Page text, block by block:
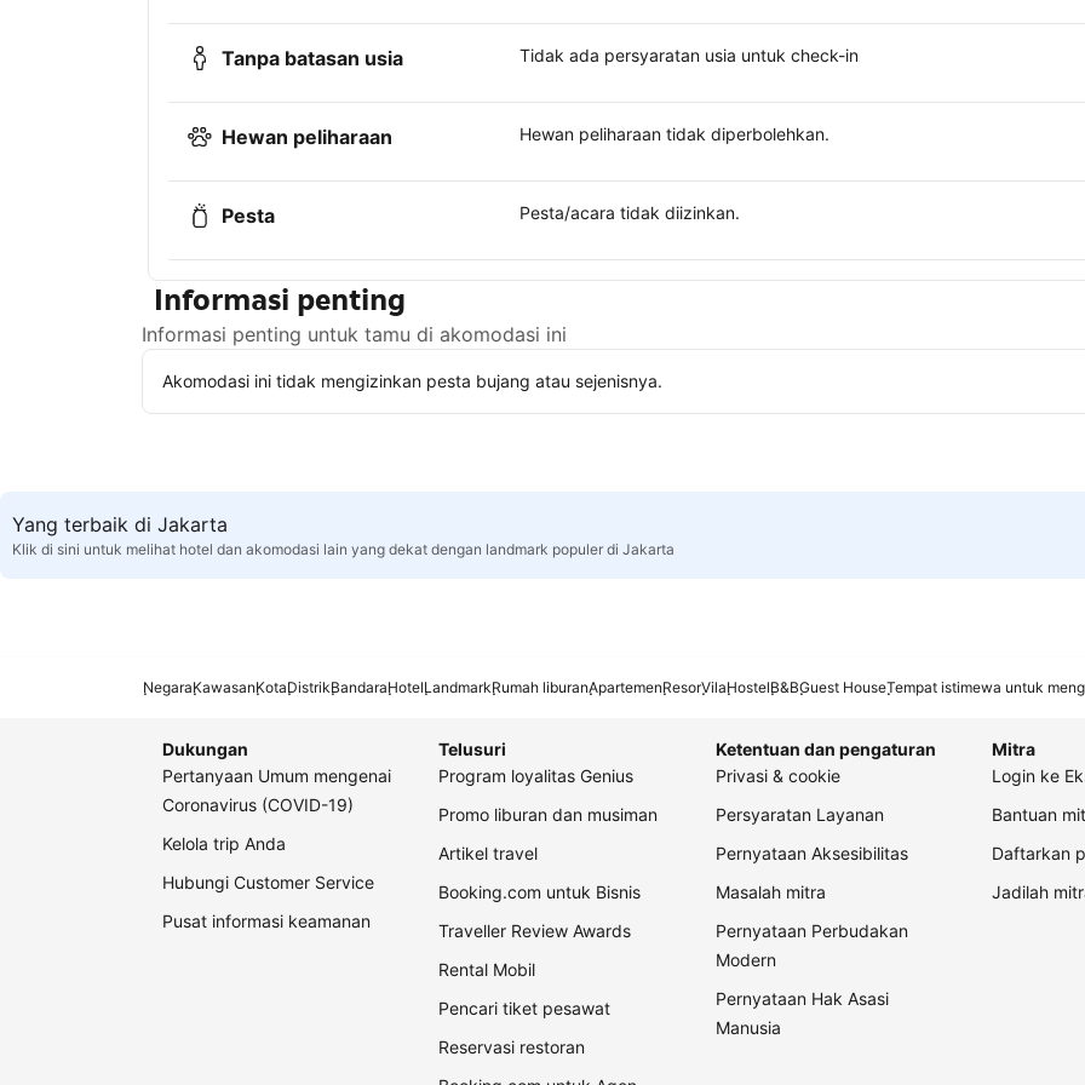
Tanpa batasan usia Tidak ada persyaratan usia untuk check-in
Hewan peliharaan Hewan peliharaan tidak diperbolehkan.
Pesta Pesta/acara tidak diizinkan.
Informasi penting
Informasi penting untuk tamu di akomodasi ini
Akomodasi ini tidak mengizinkan pesta bujang atau sejenisnya.
Yang terbaik di Jakarta
Klik di sini untuk melihat hotel dan akomodasi lain yang dekat dengan landmark populer di Jakarta
NegaraKawasanKotaDistrikBandaraHotelLandmarkRumah liburanApartemenResorVilaHostelB&BGuest HouseTempat istimewa untuk
Dukungan
Pertanyaan Umum mengenai
Coronavirus (COVID-19)
Kelola trip Anda
Hubungi Customer Service
Pusat informasi keamanan
Telusuri
Program loyalitas Genius
Promo liburan dan musiman
Artikel travel
Booking.com untuk Bisnis
Traveller Review Awards
Rental Mobil
Pencari tiket pesawat
Reservasi restoran
Ketentuan dan pengaturan
Privasi & cookie
Persyaratan Layanan
Pernyataan Aksesibilitas
Masalah mitra
Pernyataan Perbudakan
Modern
Pernyataan Hak Asasi
Manusia
Mitra
Login ke
Bantuan
Daftarkan
Jadilah